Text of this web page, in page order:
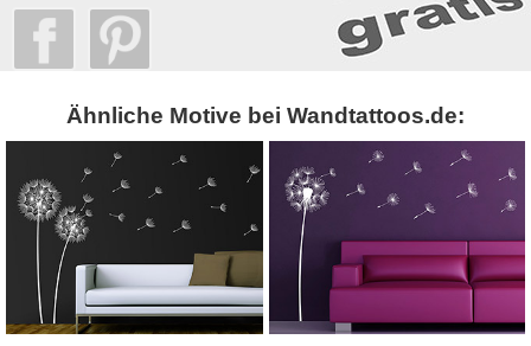
Ähnliche Motive bei Wandtattoos.de: